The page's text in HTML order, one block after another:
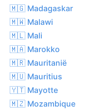
🇲🇬 Madagaskar
🇲🇼 Malawi
🇲🇱 Mali
🇲🇦 Marokko
🇲🇷 Mauritanië
🇲🇺 Mauritius
🇾🇹 Mayotte
🇲🇿 Mozambique